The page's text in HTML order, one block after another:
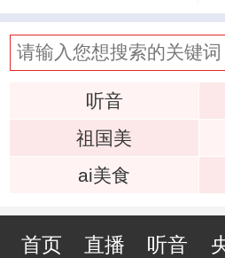
听音
祖国美
ai美食
首页 直播 听音